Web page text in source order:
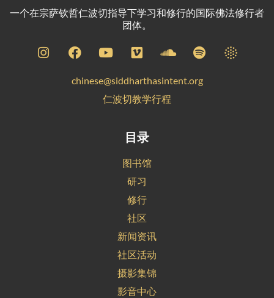
一个在宗萨钦哲仁波切指导下学习和修行的国际佛法修行者
团体。
chinese@siddharthasintent.org
仁波切教学行程
目录
图书馆
研习
修行
社区
新闻资讯
社区活动
摄影集锦
影音中心